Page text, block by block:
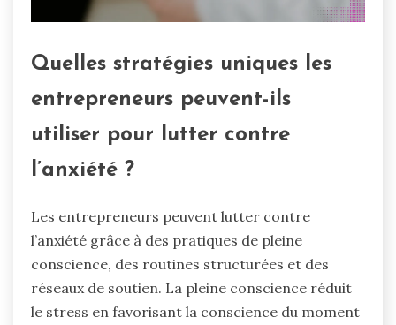
Quelles stratégies uniques les
entrepreneurs peuvent-ils
utiliser pour lutter contre
l’anxiété ?
Les entrepreneurs peuvent lutter contre
l’anxiété grâce à des pratiques de pleine
conscience, des routines structurées et des
réseaux de soutien. La pleine conscience réduit
le stress en favorisant la conscience du moment